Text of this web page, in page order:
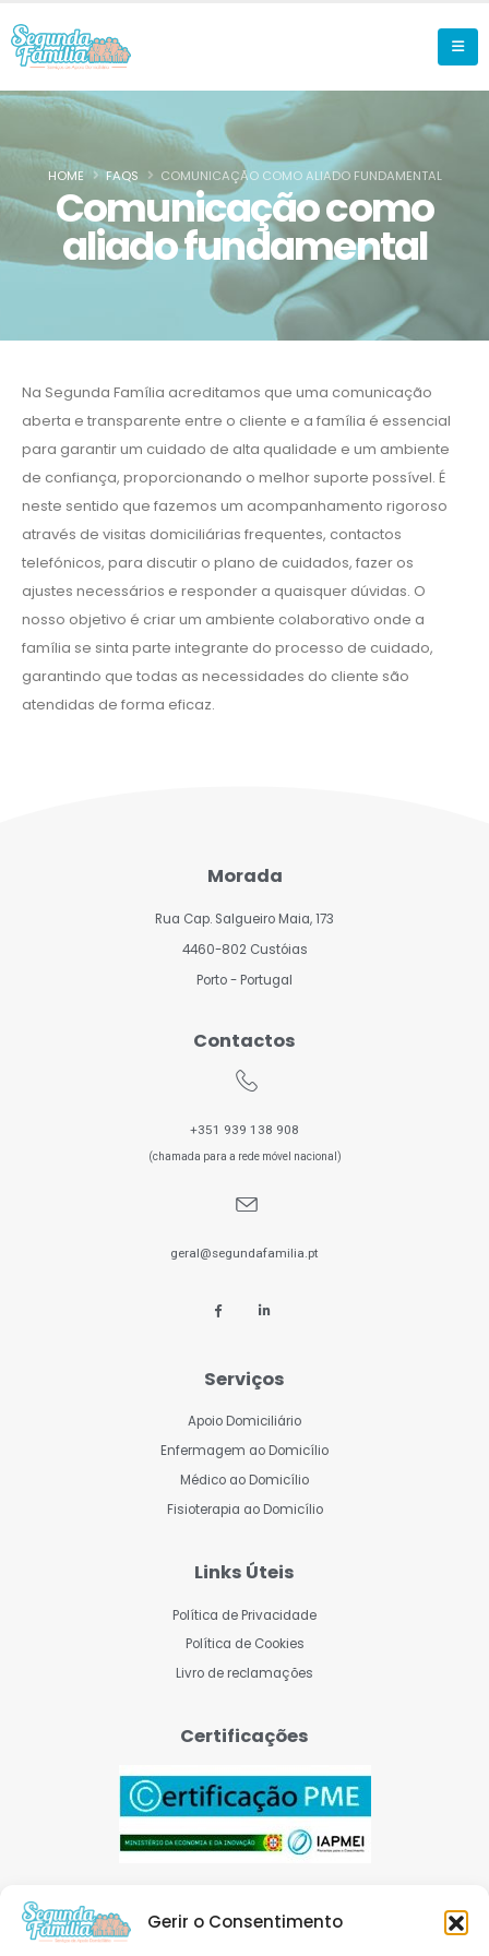
Gerir o Consentimento
HOME FAQS COMUNICAÇÃO COMO ALIADO FUNDAMENTAL
Comunicação como
aliado fundamental
Na Segunda Família acreditamos que uma comunicação
aberta e transparente entre o cliente e a família é essencial
para garantir um cuidado de alta qualidade e um ambiente
de confiança, proporcionando o melhor suporte possível. É
neste sentido que fazemos um acompanhamento rigoroso
através de visitas domiciliárias frequentes, contactos
telefónicos, para discutir o plano de cuidados, fazer os
ajustes necessários e responder a quaisquer dúvidas. O
nosso objetivo é criar um ambiente colaborativo onde a
família se sinta parte integrante do processo de cuidado,
garantindo que todas as necessidades do cliente são
atendidas de forma eficaz.
Morada
Rua Cap. Salgueiro Maia, 173
4460-802 Custóias
Porto - Portugal
Contactos
+351 939 138 908
(chamada para a rede móvel nacional)
geral@segundafamilia.pt
Serviços
Apoio Domiciliário
Enfermagem ao Domicílio
Médico ao Domicílio
Fisioterapia ao Domicílio
Links Úteis
Política de Privacidade
Política de Cookies
Livro de reclamações
Certificações